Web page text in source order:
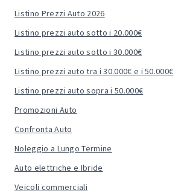
Listino Prezzi Auto 2026
Listino prezzi auto sotto i 20.000€
Listino prezzi auto sotto i 30.000€
Listino prezzi auto tra i 30.000€ e i 50.000€
Listino prezzi auto sopra i 50.000€
Promozioni Auto
Confronta Auto
Noleggio a Lungo Termine
Auto elettriche e Ibride
Veicoli commerciali